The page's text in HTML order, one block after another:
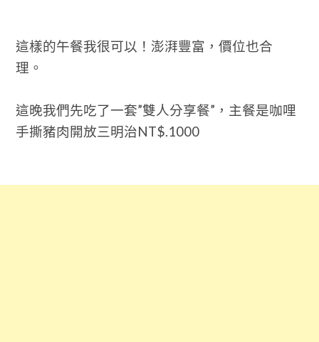
這樣的午餐我很可以！澎湃豐富，價位也合
理。
這晚我們先吃了一套”雙人分享餐”，主餐是咖哩
手撕豬肉開放三明治NT$.1000